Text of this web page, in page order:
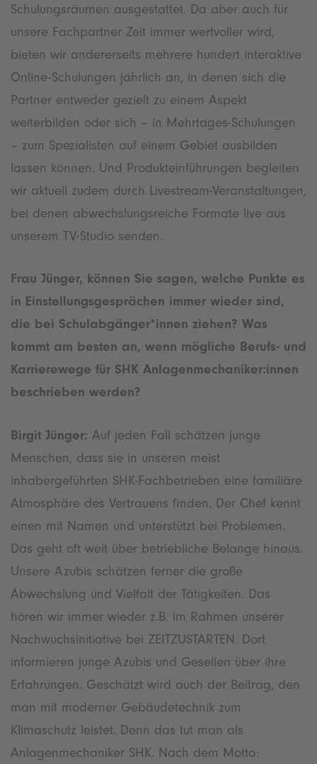
Schulungsräumen ausgestattet. Da aber auch für
unsere Fachpartner Zeit immer wertvoller wird,
bieten wir andererseits mehrere hundert interaktive
Online-Schulungen jährlich an, in denen sich die
Partner entweder gezielt zu einem Aspekt
weiterbilden oder sich – in Mehrtages-Schulungen
– zum Spezialisten auf einem Gebiet ausbilden
lassen können. Und Produkteinführungen begleiten
wir aktuell zudem durch Livestream-Veranstaltungen,
bei denen abwechslungsreiche Formate live aus
unserem TV-Studio senden.
Frau Jünger, können Sie sagen, welche Punkte es
in Einstellungsgesprächen immer wieder sind,
die bei Schulabgänger*innen ziehen? Was
kommt am besten an, wenn mögliche Berufs- und
Karrierewege für SHK Anlagenmechaniker:innen
beschrieben werden?
Birgit Jünger: Auf jeden Fall schätzen junge
Menschen, dass sie in unseren meist
inhabergeführten SHK-Fachbetrieben eine familiäre
Atmosphäre des Vertrauens finden. Der Chef kennt
einen mit Namen und unterstützt bei Problemen.
Das geht oft weit über betriebliche Belange hinaus.
Unsere Azubis schätzen ferner die große
Abwechslung und Vielfalt der Tätigkeiten. Das
hören wir immer wieder z.B. im Rahmen unserer
Nachwuchsinitiative bei ZEITZUSTARTEN. Dort
informieren junge Azubis und Gesellen über ihre
Erfahrungen. Geschätzt wird auch der Beitrag, den
man mit moderner Gebäudetechnik zum
Klimaschutz leistet. Denn das tut man als
Anlagenmechaniker SHK. Nach dem Motto: